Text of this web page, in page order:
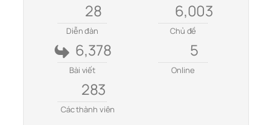
28
Diễn đàn
6,003
Chủ đề
6,378
Bài viết
5
Online
283
Các thành viên